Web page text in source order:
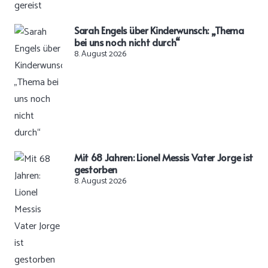
Sarah Engels über Kinderwunsch: „Thema
bei uns noch nicht durch“
8. August 2026
Mit 68 Jahren: Lionel Messis Vater Jorge ist
gestorben
8. August 2026